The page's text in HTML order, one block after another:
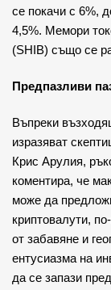
се покачи с 6%,
4,5%. Мемори
(SHIB) също се
Предпазливи
Въпреки
изразяват
Крис Арулия,
коментира, че
може да
криптовалути,
от забавяне и
ентусиазма на
да се запази